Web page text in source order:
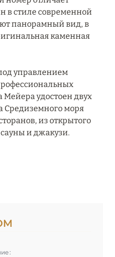
& Spa
в стиле современной
панорамный вид, в
каменная
управлением
удостоен двух
Средиземного моря
из открытого
и джакузи.